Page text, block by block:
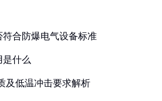
合防爆电气设备标准
是什么
及低温冲击要求解析